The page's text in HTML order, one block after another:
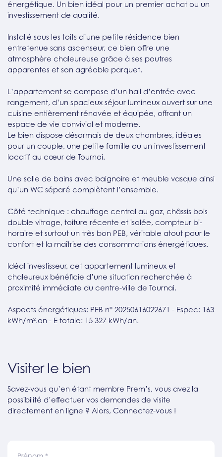
énergétique. Un bien idéal pour un premier achat ou un
investissement de qualité.
Installé sous les toits d’une petite résidence bien
entretenue sans ascenseur, ce bien offre une
atmosphère chaleureuse grâce à ses poutres
apparentes et son agréable parquet.
L’appartement se compose d’un hall d’entrée avec
rangement, d’un spacieux séjour lumineux ouvert sur une
cuisine entièrement rénovée et équipée, offrant un
espace de vie convivial et moderne.
Le bien dispose désormais de deux chambres, idéales
pour un couple, une petite famille ou un investissement
locatif au cœur de Tournai.
Une salle de bains avec baignoire et meuble vasque ainsi
qu’un WC séparé complètent l’ensemble.
Côté technique : chauffage central au gaz, châssis bois
double vitrage, toiture récente et isolée, compteur bi-
horaire et surtout un très bon PEB, véritable atout pour le
confort et la maîtrise des consommations énergétiques.
Idéal investisseur, cet appartement lumineux et
chaleureux bénéficie d’une situation recherchée à
proximité immédiate du centre-ville de Tournai.
Aspects énergétiques: PEB n° 20250616022671 - Espec: 163
kWh/m².an - E totale: 15 327 kWh/an.
Visiter le bien
Savez-vous qu’en étant membre Prem’s, vous avez la
possibilité d’effectuer vos demandes de visite
directement en ligne ? Alors, Connectez-vous !